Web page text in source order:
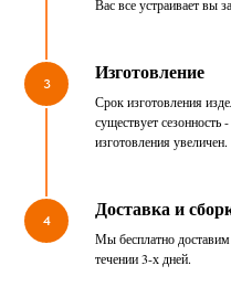
Вас все устраивает вы
3 Изготовление
Срок изготовления
существует
изготовления увеличен.
4 Доставка и
Мы бесплатно
течении 3-х дней.